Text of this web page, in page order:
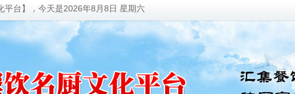
平台】，今天是2026年8月8日 星期六